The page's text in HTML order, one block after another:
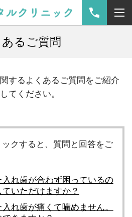
るご質問
するよくあるご質問をご紹介
てください。
クすると、質問と回答をご
れ歯が合わず困っているの
いただけますか？
れ歯が痛くて噛めません。